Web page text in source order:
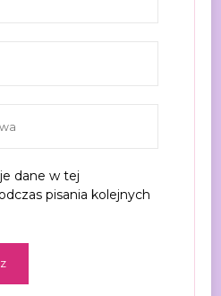
dane w tej
pisania kolejnych